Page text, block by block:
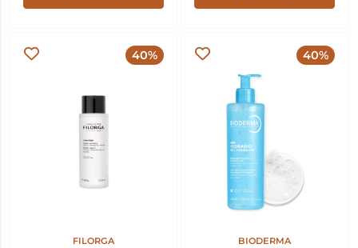
40%
FILORGA
40%
BIODERMA